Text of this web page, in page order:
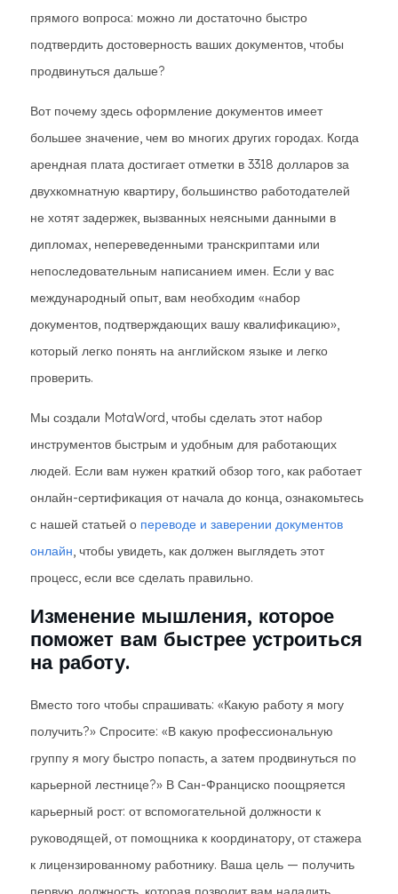
прямого вопроса: можно ли достаточно быстро
подтвердить достоверность ваших документов, чтобы
продвинуться дальше?
Вот почему здесь оформление документов имеет
большее значение, чем во многих других городах. Когда
арендная плата достигает отметки в 3318 долларов за
двухкомнатную квартиру, большинство работодателей
не хотят задержек, вызванных неясными данными в
дипломах, непереведенными транскриптами или
непоследовательным написанием имен. Если у вас
международный опыт, вам необходим «набор
документов, подтверждающих вашу квалификацию»,
который легко понять на английском языке и легко
проверить.
Мы создали MotaWord, чтобы сделать этот набор
инструментов быстрым и удобным для работающих
людей. Если вам нужен краткий обзор того, как работает
онлайн-сертификация от начала до конца, ознакомьтесь
с нашей статьей о переводе и заверении документов
онлайн, чтобы увидеть, как должен выглядеть этот
процесс, если все сделать правильно.
Изменение мышления, которое
поможет вам быстрее устроиться
на работу.
Вместо того чтобы спрашивать: «Какую работу я могу
получить?» Спросите: «В какую профессиональную
группу я могу быстро попасть, а затем продвинуться по
карьерной лестнице?» В Сан-Франциско поощряется
карьерный рост: от вспомогательной должности к
руководящей, от помощника к координатору, от стажера
к лицензированному работнику. Ваша цель — получить